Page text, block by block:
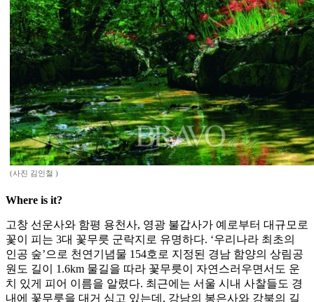
(사진 김인철 )
Where is it?
고창 선운사와 함평 용천사, 영광 불갑사가 예로부터 대규모로
꽃이 피는 3대 꽃무릇 군락지로 유명하다. ‘우리나라 최초의
인공 숲’으로 천연기념물 154호로 지정된 경남 함양의 상림공
원도 길이 1.6km 물길을 따라 꽃무릇이 자연스러우면서도 운
치 있게 피어 이름을 알렸다. 최근에는 서울 시내 사찰들도 경
내에 꽃무릇을 대거 심고 있는데, 강남의 봉은사와 강북의 길